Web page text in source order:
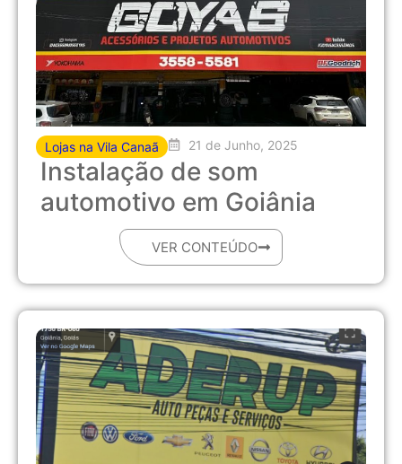
Lojas na Vila Canaã 21 de Junho, 2025
Instalação de som
automotivo em Goiânia
VER CONTEÚDO